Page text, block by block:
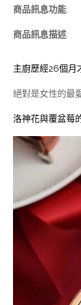
商品訊息功能:
商品訊息描述:
主廚歷經26個月
絕對是女性的最
洛神花與覆盆莓